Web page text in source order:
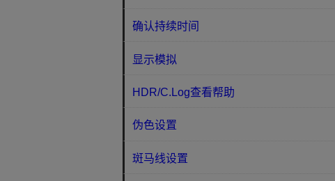
确认持续时间
显示模拟
HDR/C.Log查看帮助
伪色设置
斑马线设置